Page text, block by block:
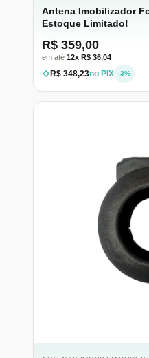
Antena Imobilizador
Estoque Limitado!
R$ 359,00
em até 12x R$ 36,04
R$ 348,23no PIX -3%